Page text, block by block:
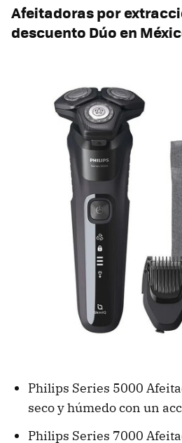
Afeitadoras por
descuento Dúo en
Philips Series 5000
seco y húmedo con un
Philips Series 7000